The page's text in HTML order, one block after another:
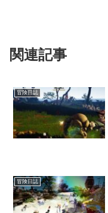
関連記事
冒険日誌
冒険日誌